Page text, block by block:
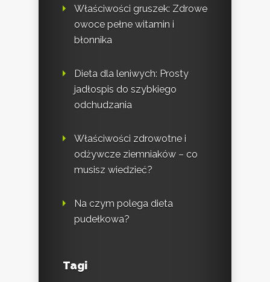
Właściwości gruszek: Zdrowe
owoce pełne witamin i
błonnika
Dieta dla leniwych: Prosty
jadłospis do szybkiego
odchudzania
Właściwości zdrowotne i
odżywcze ziemniaków – co
musisz wiedzieć?
Na czym polega dieta
pudełkowa?
Tagi